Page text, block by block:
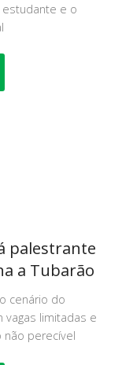
estudante e o
palestrante
a Tubarão
cenário do
limitadas e
não perecível